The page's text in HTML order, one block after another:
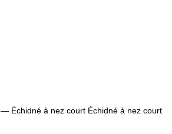
— Échidné à nez court Échidné à nez court